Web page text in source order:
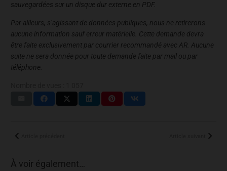
sauvegardées sur un disque dur externe en PDF.
Par ailleurs, s’agissant de données publiques, nous ne retirerons
aucune information sauf erreur matérielle. Cette demande devra
être faite exclusivement par courrier recommandé avec AR. Aucune
suite ne sera donnée pour toute demande faite par mail ou par
téléphone.
À voir également…